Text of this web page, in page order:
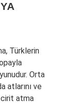
Türklerin
Orta
atlarını ve
atma